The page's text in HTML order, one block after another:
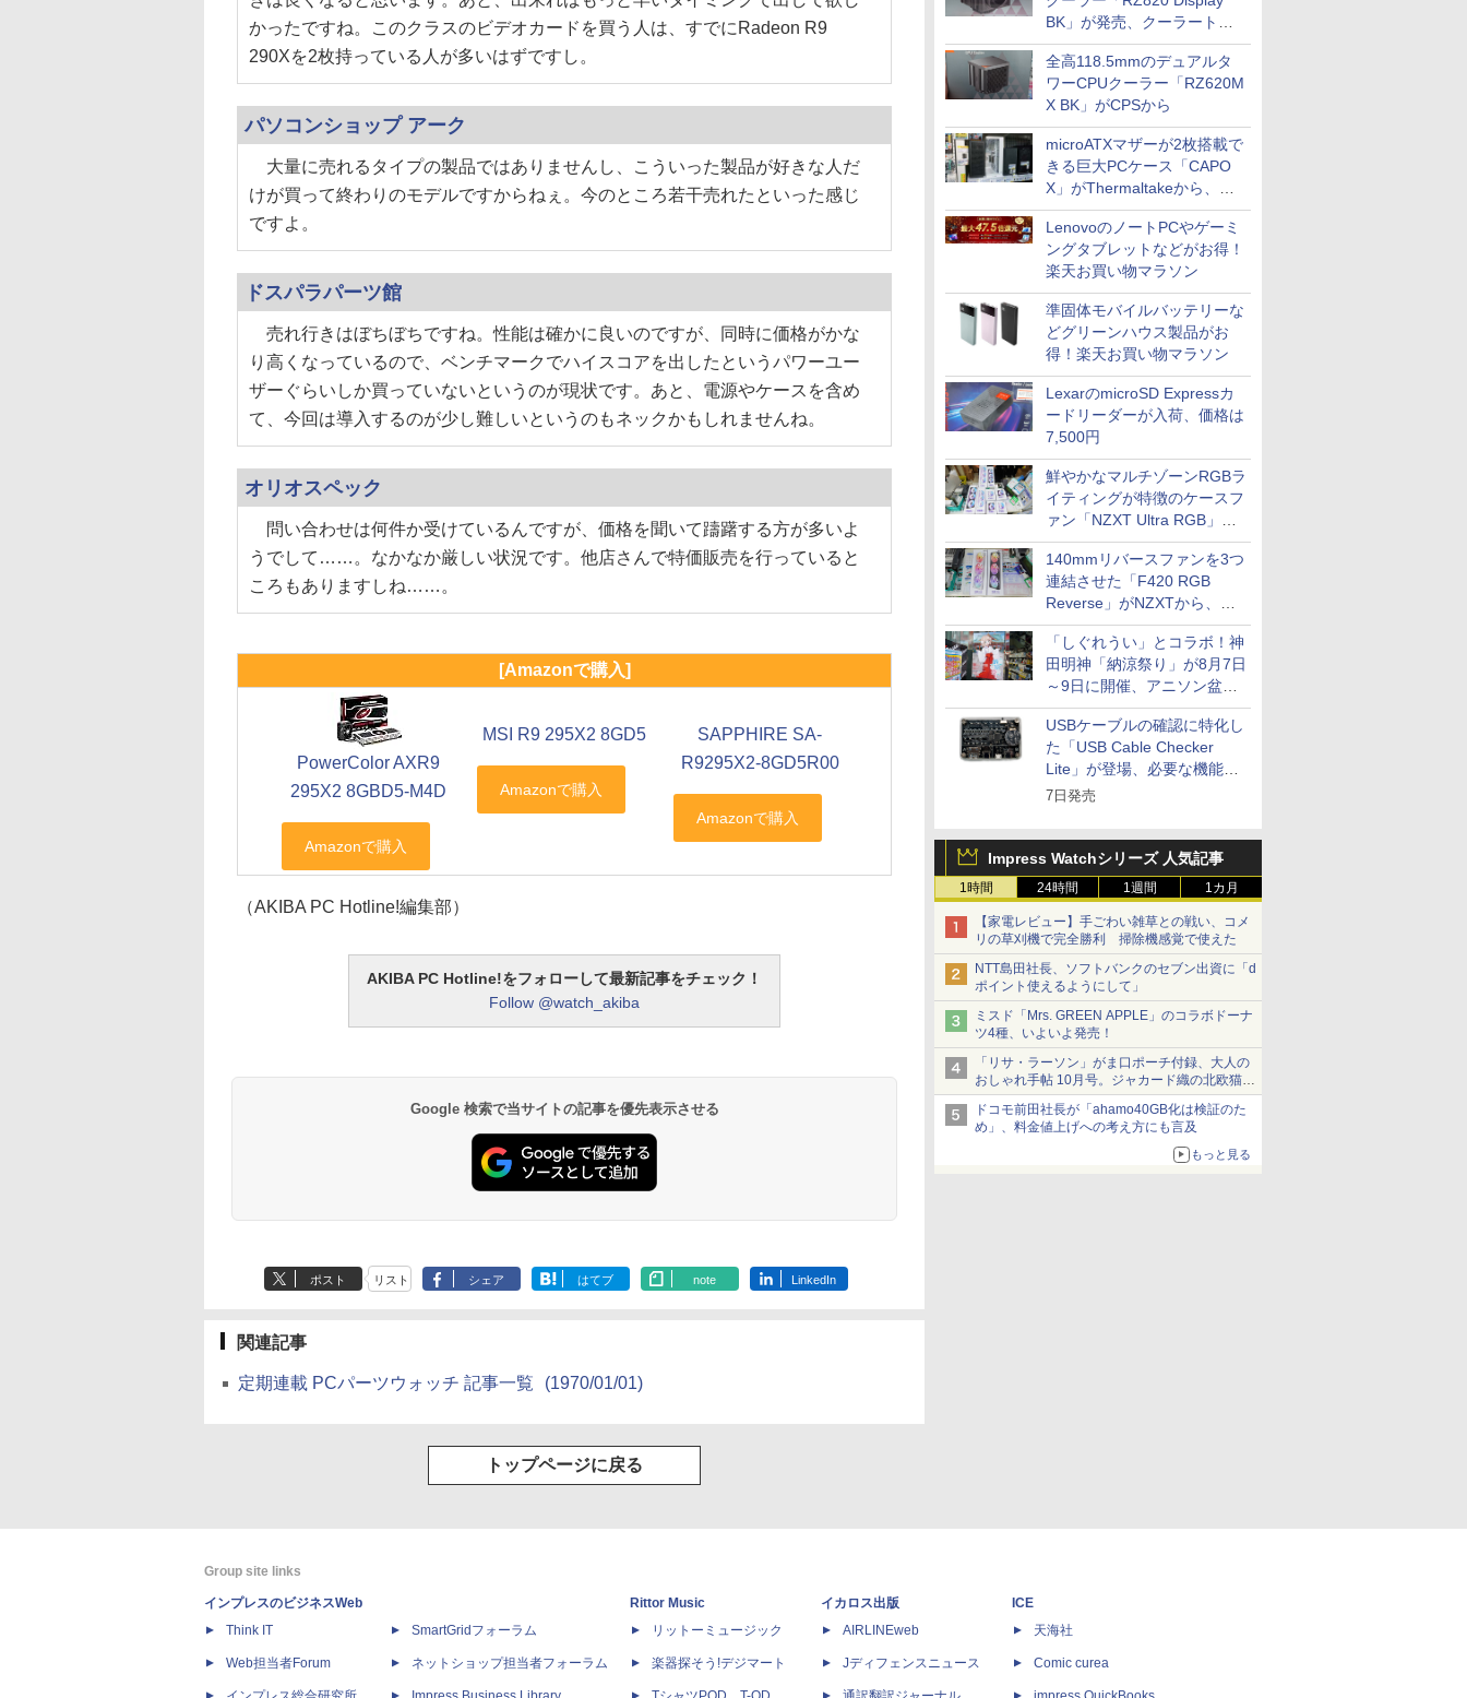
BK」が発売、クーラートッ
プに5インチ液晶搭載
全高118.5mmのデュアルタ
ワーCPUクーラー「RZ620M
X BK」がCPSから
microATXマザーが2枚搭載で
きる巨大PCケース「CAPO
X」がThermaltakeから、カ
ラーは2色
LenovoのノートPCやゲーミ
ングタブレットなどがお得！
楽天お買い物マラソン
準固体モバイルバッテリーな
どグリーンハウス製品がお
得！楽天お買い物マラソン
LexarのmicroSD Expressカ
ードリーダーが入荷、価格は
7,500円
鮮やかなマルチゾーンRGBラ
イティングが特徴のケースフ
ァン「NZXT Ultra RGB」が
発売、計8製品
140mmリバースファンを3つ
連結させた「F420 RGB
Reverse」がNZXTから、単
一フレーム採用
「しぐれうい」とコラボ！神
田明神「納涼祭り」が8月7日
～9日に開催、アニソン盆踊
りや屋台グルメなどもあり
USBケーブルの確認に特化し
た「USB Cable Checker
Lite」が登場、必要な機能を
凝縮しコンパクトに
7日発売
Impress Watchシリーズ 人気記事
1時間 24時間 1週間 1カ月
【家電レビュー】手ごわい雑草との戦い、コメ
リの草刈機で完全勝利 掃除機感覚で使えた
NTT島田社長、ソフトバンクのセブン出資に「d
ポイント使えるようにして」
ミスド「Mrs. GREEN APPLE」のコラボドーナ
ツ4種、いよいよ発売！
「リサ・ラーソン」がま口ポーチ付録、大人の
おしゃれ手帖 10月号。ジャカード織の北欧猫デ
ザイン
ドコモ前田社長が「ahamo40GB化は検証のた
め」、料金値上げへの考え方にも言及
もっと見る
かったですね。このクラスのビデオカードを買う人は、すでにRadeon R9
290Xを2枚持っている人が多いはずですし。
パソコンショップ アーク
大量に売れるタイプの製品ではありませんし、こういった製品が好きな人だ
けが買って終わりのモデルですからねぇ。今のところ若干売れたといった感じ
ですよ。
ドスパラパーツ館
売れ行きはぼちぼちですね。性能は確かに良いのですが、同時に価格がかな
り高くなっているので、ベンチマークでハイスコアを出したというパワーユー
ザーぐらいしか買っていないというのが現状です。あと、電源やケースを含め
て、今回は導入するのが少し難しいというのもネックかもしれませんね。
オリオスペック
問い合わせは何件か受けているんですが、価格を聞いて躊躇する方が多いよ
うでして……。なかなか厳しい状況です。他店さんで特価販売を行っていると
ころもありますしね……。
[Amazonで購入]
PowerColor AXR9
295X2 8GBD5-M4D
MSI R9 295X2 8GD5
SAPPHIRE SA-
R9295X2-8GD5R00
（AKIBA PC Hotline!編集部）
AKIBA PC Hotline!をフォローして最新記事をチェック！
Follow @watch_akiba
Google 検索で当サイトの記事を優先表示させる
ポスト リスト シェア はてブ note LinkedIn
関連記事
定期連載 PCパーツウォッチ 記事一覧 (1970/01/01)
トップページに戻る
Group site links
インプレスのビジネスWeb
Think IT
Web担当者Forum
SmartGridフォーラム
ネットショップ担当者フォーラム
Rittor Music
リットーミュージック
楽器探そう!デジマート
イカロス出版
AIRLINEweb
Jディフェンスニュース
ICE
天海社
Comic curea